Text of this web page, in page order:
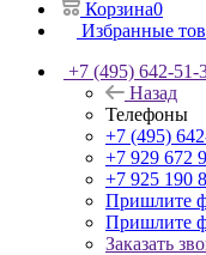
Корзина0
Избранные
+7 (495) 642-51-
Назад
Телефоны
+7 (495)
+7 929 672
+7 925 190
Пришлите
Пришлите
Заказать